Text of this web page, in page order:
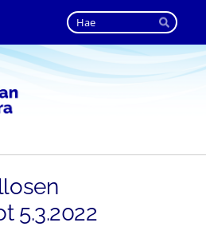
Haku
Hae
Hiihtoseura
5.3.2022